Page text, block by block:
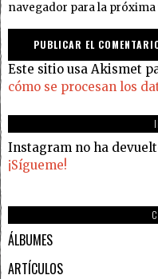
navegador para la próxima
Este sitio usa Akismet
cómo se procesan los
Instagram no ha
¡Sígueme!
ÁLBUMES
ARTÍCULOS